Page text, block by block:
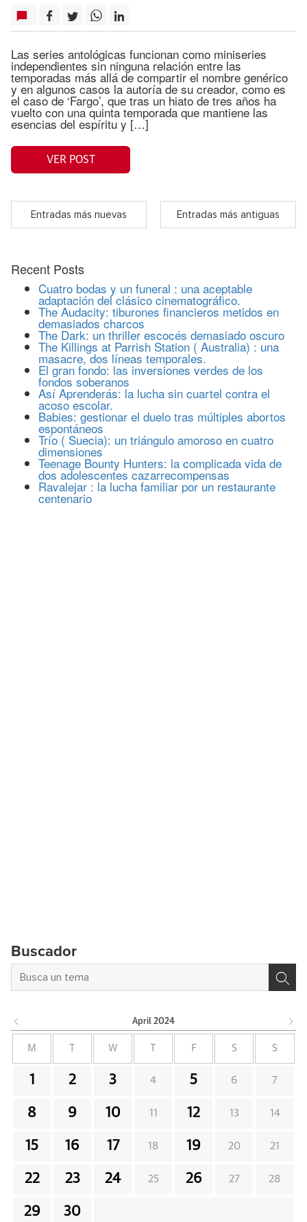
Las series antológicas funcionan como miniseries
independientes sin ninguna relación entre las
temporadas más allá de compartir el nombre genérico
y en algunos casos la autoría de su creador, como es
el caso de ‘Fargo’, que tras un hiato de tres años ha
vuelto con una quinta temporada que mantiene las
esencias del espíritu y […]
VER POST
Entradas más nuevas Entradas más antiguas
Recent Posts
Cuatro bodas y un funeral : una aceptable
adaptación del clásico cinematográfico.
The Audacity: tiburones financieros metidos en
demasiados charcos
The Dark: un thriller escocés demasiado oscuro
The Killings at Parrish Station ( Australia) : una
masacre, dos líneas temporales.
El gran fondo: las inversiones verdes de los
fondos soberanos
Así Aprenderás: la lucha sin cuartel contra el
acoso escolar.
Babies: gestionar el duelo tras múltiples abortos
espontáneos
Trío ( Suecia): un triángulo amoroso en cuatro
dimensiones
Teenage Bounty Hunters: la complicada vida de
dos adolescentes cazarrecompensas
Ravalejar : la lucha familiar por un restaurante
centenario
Buscador
April 2024
M W F S S
1 2 3 4 5 6 7
8 9 10 11 12 13 14
15 16 17 18 19 20 21
22 23 24 25 26 27 28
29 30